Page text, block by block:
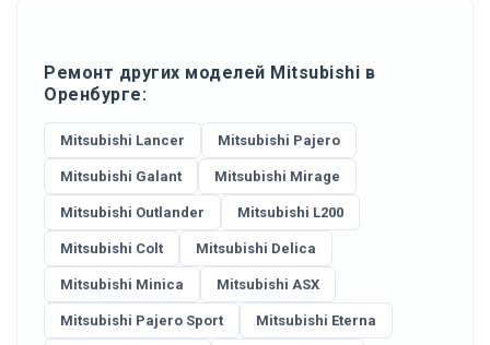
Ремонт других моделей Mitsubishi в
Оренбурге:
Mitsubishi Lancer Mitsubishi Pajero
Mitsubishi Galant Mitsubishi Mirage
Mitsubishi Outlander Mitsubishi L200
Mitsubishi Colt Mitsubishi Delica
Mitsubishi Minica Mitsubishi ASX
Mitsubishi Pajero Sport Mitsubishi Eterna